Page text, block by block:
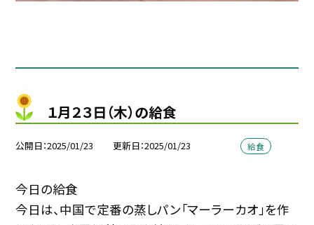
１月２３日（木）の給食
公開日 2025/01/23 更新日 2025/01/23 給食
今日の給食
今日は、中国で定番の蒸しパン「マーラーカオ」を作